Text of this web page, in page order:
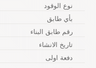
نوع الوقود
بأي طابق
رقم طابق البناء
تاريخ الانشاء
دفعة اولى